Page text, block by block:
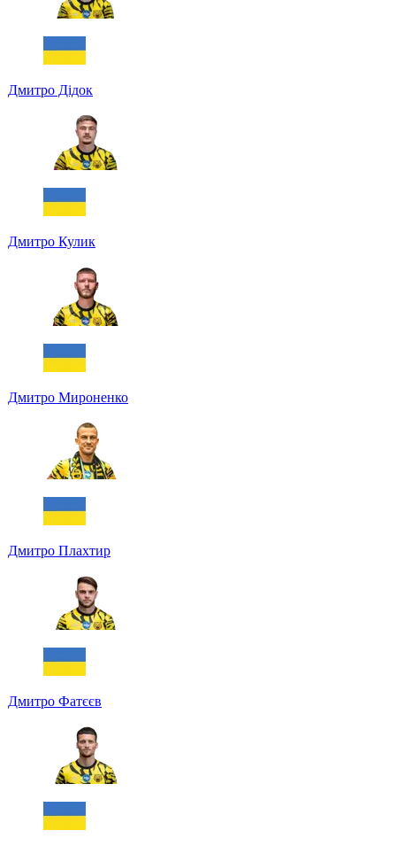
Дмитро Дідок
Дмитро Кулик
Дмитро Мироненко
Дмитро Плахтир
Дмитро Фатєєв